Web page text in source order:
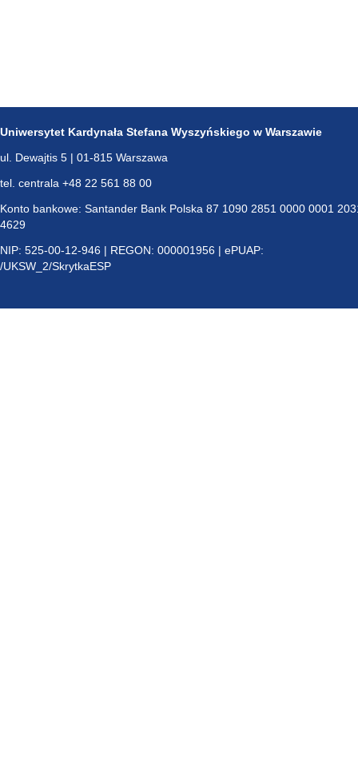
Uniwersytet Kardynała Stefana Wyszyńskiego w Warszawie
ul. Dewajtis 5 | 01-815 Warszawa
tel. centrala +48 22 561 88 00
Konto bankowe: Santander Bank Polska 87 1090 2851 0000 0001
4629
NIP: 525-00-12-946 | REGON: 000001956 | ePUAP:
/UKSW_2/SkrytkaESP